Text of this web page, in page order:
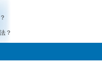
？